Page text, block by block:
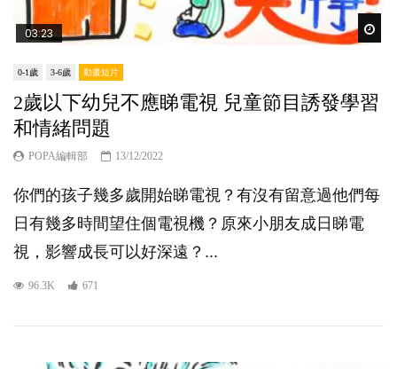
03:23
0-1歲 3-6歲 動畫短片
2歲以下幼兒不應睇電視 兒童節目誘發學習
和情緒問題
POPA編輯部 13/12/2022
你們的孩子幾多歲開始睇電視？有沒有留意過他們每
日有幾多時間望住個電視機？原來小朋友成日睇電
視，影響成長可以好深遠？...
96.3K 671